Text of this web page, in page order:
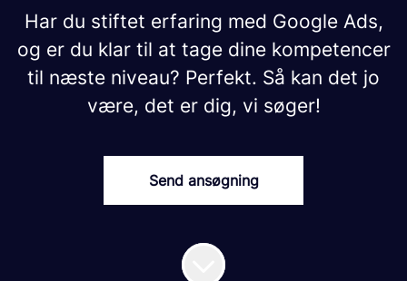
Har du stiftet erfaring med Google Ads,
og er du klar til at tage dine kompetencer
til næste niveau? Perfekt. Så kan det jo
være, det er dig, vi søger!
Send ansøgning